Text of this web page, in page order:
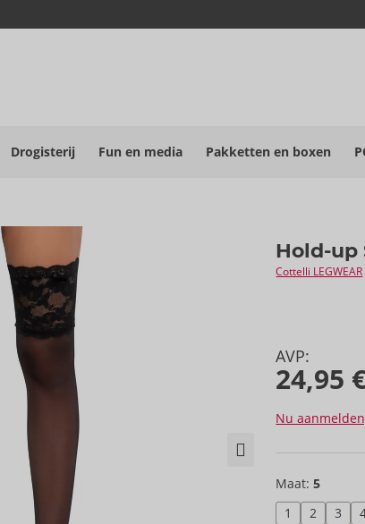
Drogisterij Fun en media Pakketten en boxen
Hold-up
Cottelli LEGWEAR
AVP:
24,95
Nu
Maat:5
1
2 3